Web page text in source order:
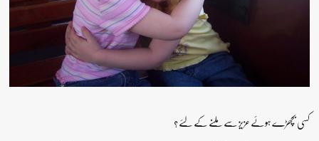
کسی بچھڑے ہوئے عزیز سے ملنے کے لئے ؟